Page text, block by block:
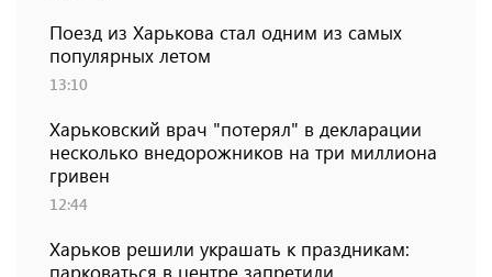
Поезд из Харькова стал одним из самых
популярных летом
13:10
Харьковский врач "потерял" в декларации
несколько внедорожников на три миллиона
гривен
12:44
Харьков решили украшать к праздникам:
парковаться в центре запретили